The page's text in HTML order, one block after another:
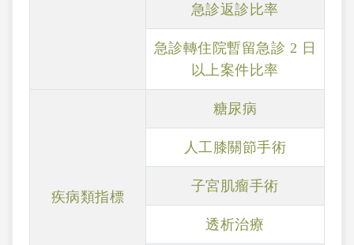
急診返診比率
急診轉住院暫留急診 2 日
以上案件比率
疾病類指標
糖尿病
人工膝關節手術
子宮肌瘤手術
透析治療